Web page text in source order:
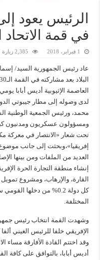
الرئيس يعود
في قمة الاتحاد
1 فبراير، 2018 2,385 زيارة
عاد رئيس الجمهورية السيد/
العاصمة الإثيوبية أديس أبابا
لدى وصوله إلى مطار جيبوتي
محمد، ورئيس الجمعية الوطنية
تحت شعار «الانتصار في معركة
إفريقيا»،وبحثت إلى جانب
العديد من الملفات ومن بينها
إنشاء منطقة التجارة الحرة
القارة، والإرهاب، ومشروع
كل دولة 0.2% من دخلها
المختلفة.
وشهدت القمة انتخاب رئيس
الإفريقي خلفا للرئيس الغيني
وقد اختتم القادة الأفارقة مساء
أديس أبابا، بالتوافق على كافة